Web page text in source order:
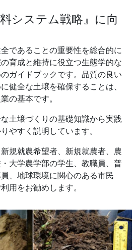
システム戦略』に向
であることの重要性を総合的に
育成と維持に役立つ生態学的な
ガイドブックです。品質の良い
健全な土壌を確保することは、
の基本です。
土壌づくりの基礎知識から実践
やすく説明しています。
規就農希望者、新規就農者、農
大学農学部の学生、教職員、普
、地球環境に関心のある市民
用をお勧めします。